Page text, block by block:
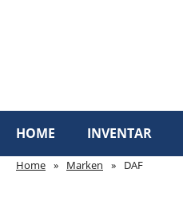
HOME INVENTAR
Home » Marken » DAF